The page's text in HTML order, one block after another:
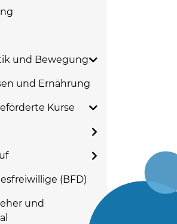
und Bewegung
und Ernährung
Kurse
(BFD)
und